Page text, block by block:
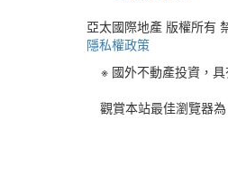
亞太國際地產 版權所有
隱私權政策
※ 國外不動產投資，
觀賞本站最佳瀏覽器